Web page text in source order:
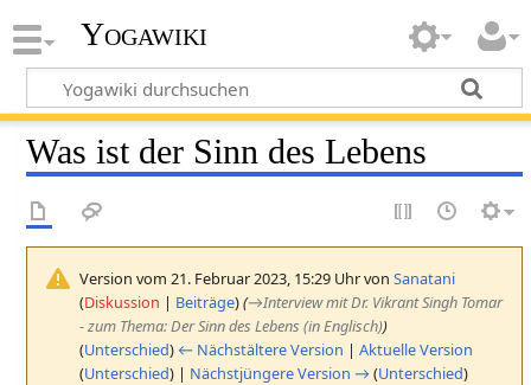
Yogawiki
Was ist der Sinn des Lebens
Version vom 21. Februar 2023, 15:29 Uhr vonSanatani
(Diskussion | Beiträge)(→Interview mit Dr. Vikrant Singh Tomar
- zum Thema: Der Sinn des Lebens (in Englisch))
(Unterschied) ← Nächstältere Version |Aktuelle Version
(Unterschied) | Nächstjüngere Version → (Unterschied)